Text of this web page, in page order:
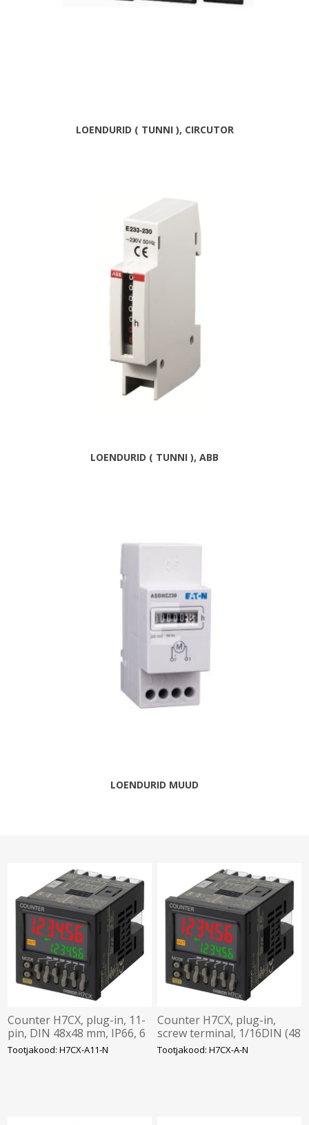
LOENDURID ( TUNNI ), CIRCUTOR
LOENDURID ( TUNNI ), ABB
LOENDURID MUUD
Counter H7CX, plug-in, 11-
pin, DIN 48x48 mm, IP66, 6
preset 6 actual count digits,
multifunction: 1-
Tootjakood: H7CX-A11-N
Counter H7CX, plug-in,
screw terminal, 1/16DIN (48
x 48mm), IP66, 6 preset 6
actual count digits, mu
Tootjakood: H7CX-A-N